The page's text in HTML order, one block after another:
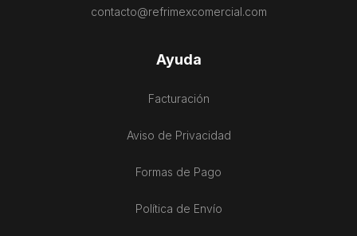
contacto@refrimexcomercial.com
Ayuda
Facturación
Aviso de Privacidad
Formas de Pago
Política de Envío